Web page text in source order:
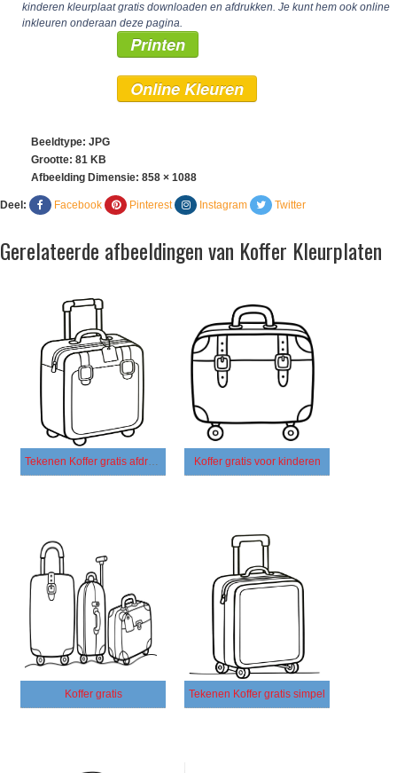
kinderen kleurplaat gratis downloaden en afdrukken. Je kunt hem ook online
inkleuren onderaan deze pagina.
Printen
Online Kleuren
Beeldtype: JPG
Grootte: 81 KB
Afbeelding Dimensie: 858 × 1088
Deel: Facebook Pinterest Instagram Twitter
Gerelateerde afbeeldingen van Koffer Kleurplaten
Tekenen Koffer gratis afdrukbaar Koffer gratis voor kinderen
Koffer gratis Tekenen Koffer gratis simpel